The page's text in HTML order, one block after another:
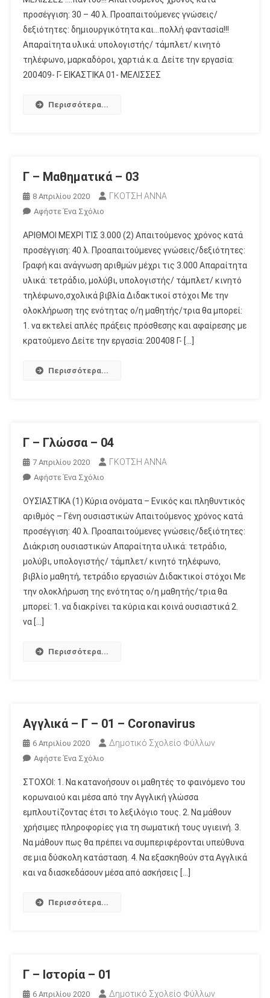
Γ
–
Εικαστικά
–
01
προσέγγιση: 30 – 40 λ. Προαπαιτούμενες γνώσεις/
δεξιότητες: δημιουργικότητα και…πολλή φαντασία!!!
Απαραίτητα υλικά: υπολογιστής/ τάμπλετ/ κινητό
τηλέφωνο, μαρκαδόροι, χαρτιά κ.α. Δείτε την εργασία:
200409- Γ- ΕΙΚΑΣΤΙΚΑ 01- ΜΕΛΙΣΣΕΣ
Περισσότερα...
Γ – Μαθηματικά – 03
8 Απριλίου 2020 ΓΚΟΤΣΗ ΑΝΝΑ
Αφήστε Ένα ΣχόλιοΓια
Γ
–
Μαθηματικά
–
03
ΑΡΙΘΜΟΙ ΜΕΧΡΙ ΤΙΣ 3.000 (2) Απαιτούμενος χρόνος κατά
προσέγγιση: 40 λ. Προαπαιτούμενες γνώσεις/δεξιότητες:
Γραφή και ανάγνωση αριθμών μέχρι τις 3.000 Απαραίτητα
υλικά: τετράδιο, μολύβι, υπολογιστής/ τάμπλετ/ κινητό
τηλέφωνο,σχολικά βιβλία Διδακτικοί στόχοι Με την
ολοκλήρωση της ενότητας ο/η μαθητής/τρια θα μπορεί:
1. να εκτελεί απλές πράξεις πρόσθεσης και αφαίρεσης με
κρατούμενο Δείτε την εργασία: 200408 Γ- […]
Περισσότερα...
Γ – Γλώσσα – 04
7 Απριλίου 2020 ΓΚΟΤΣΗ ΑΝΝΑ
Αφήστε Ένα ΣχόλιοΓια
Γ
–
Γλώσσα
–
04
ΟΥΣΙΑΣΤΙΚΑ (1) Κύρια ονόματα – Ενικός και πληθυντικός
αριθμός – Γένη ουσιαστικών Απαιτούμενος χρόνος κατά
προσέγγιση: 40 λ. Προαπαιτούμενες γνώσεις/δεξιότητες:
Διάκριση ουσιαστικών Απαραίτητα υλικά: τετράδιο,
μολύβι, υπολογιστής/ τάμπλετ/ κινητό τηλέφωνο,
βιβλίο μαθητή, τετράδιο εργασιών Διδακτικοί στόχοι Με
την ολοκλήρωση της ενότητας ο/η μαθητής/τρια θα
μπορεί: 1. να διακρίνει τα κύρια και κοινά ουσιαστικά 2.
να […]
Περισσότερα...
Αγγλικά – Γ – 01 – Coronavirus
6 Απριλίου 2020 Δημοτικό Σχολείο Φύλλων
Αφήστε Ένα ΣχόλιοΓια
Αγγλικά
–
Γ
–
01
–
Coronavirus
ΣΤΟΧΟΙ: 1. Να κατανοήσουν οι μαθητές το φαινόμενο του
κορωναιού και μέσα από την Αγγλική γλώσσα
εμπλουτίζοντας έτσι το λεξιλόγιο τους. 2. Να μάθουν
χρήσιμες πληροφορίες για τη σωματική τους υγιεινή. 3.
Να μάθουν πως θα πρέπει να συμπεριφέρονται υπεύθυνα
σε μια δύσκολη κατάσταση. 4. Να εξασκηθούν στα Αγγλικά
και να διασκεδάσουν μέσα από ασκήσεις […]
Περισσότερα...
Γ – Ιστορία – 01
6 Απριλίου 2020 Δημοτικό Σχολείο Φύλλων